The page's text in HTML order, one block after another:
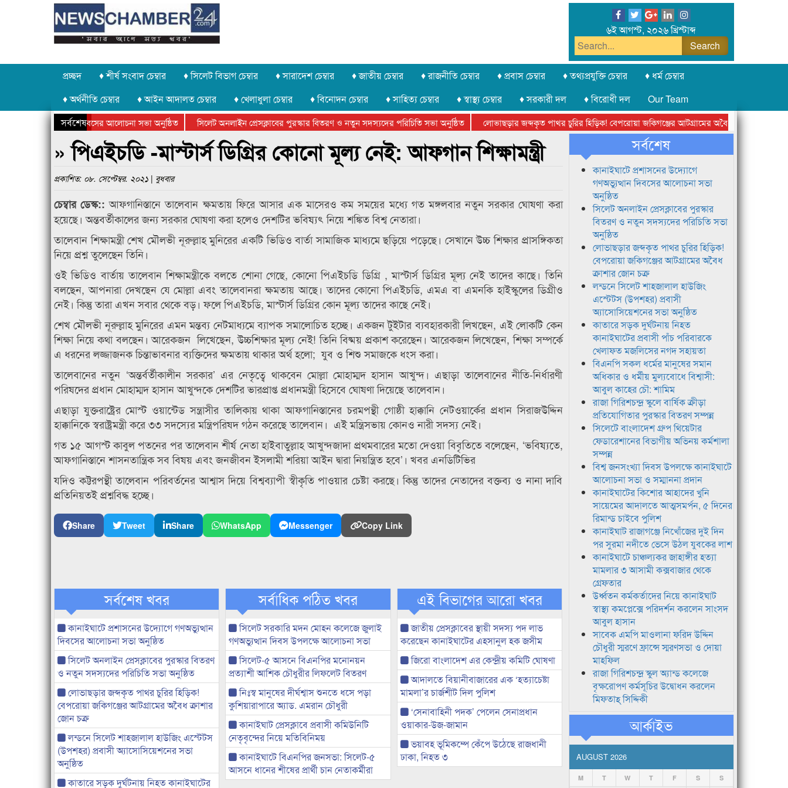
৬ই আগস্ট, ২০২৬ খ্রিস্টাব্দ
প্রচ্ছদ ♦ শীর্ষ সংবাদ চেম্বার ♦ সিলেট বিভাগ চেম্বার ♦ সারাদেশ চেম্বার ♦ জাতীয় চেম্বার ♦ রাজনীতি চেম্বার ♦ প্রবাস চেম্বার ♦ তথ্যপ্রযুক্তি চেম্বার
♦ ধর্ম চেম্বার
♦ অর্থনীতি চেম্বার
♦ আইন আদালত চেম্বার ♦ খেলাধুলা চেম্বার ♦ বিনোদন চেম্বার ♦ সাহিত্য চেম্বার ♦ স্বাস্থ্য চেম্বার ♦ সরকারী দল ♦ বিরোধী দল
Our Team
সর্বশেষ
উদ্যোগে গণঅভ্যুত্থান দিবসের আলোচনা সভা অনুষ্ঠিত সিলেট অনলাইন প্রেসক্লাবের পুরস্কার বিতরণ ও নতুন সদস্যদের পরিচিতি সভা অনুষ্ঠিত
লোভাছড়ার জব্দকৃত পাথর চুরির হিড়িক! বেপরোয়া জকিগঞ্জের আটগ্রামের অবৈধ ক্রাশার জোন চক্র
কানাইঘাটে আলোচনা সভা ও সম্মাননা প্রদান
কানাইঘাটের কিশোর আহাদের খুনি সায়েমের আদালতে আত্মসমর্পন, ৫ দিনের রিমান্ড চাইবে পুলিশ
» পিএইচডি -মাস্টার্স ডিগ্রির কোনো মূল্য নেই: আফগান শিক্ষামন্ত্রী
প্রকাশিত: ০৮. সেপ্টেম্বর. ২০২১ | বুধবার
চেম্বার ডেস্ক::আফগানিস্তানে তালেবান ক্ষমতায় ফিরে আসার এক মাসেরও কম সময়ের মধ্যে গত মঙ্গলবার নতুন সরকার ঘোষণা করা
হয়েছে। অন্তবর্তীকালের জন্য সরকার ঘোষণা করা হলেও দেশটির ভবিষ্যৎ নিয়ে শঙ্কিত বিশ্ব নেতারা।
তালেবান শিক্ষামন্ত্রী শেখ মৌলভী নূরুল্লাহ মুনিরের একটি ভিডিও বার্তা সামাজিক মাধ্যমে ছড়িয়ে পড়েছে। সেখানে উচ্চ শিক্ষার প্রাসঙ্গিকতা
নিয়ে প্রশ্ন তুলেছেন তিনি।
ওই ভিডিও বার্তায় তালেবান শিক্ষামন্ত্রীকে বলতে শোনা গেছে, কোনো পিএইচডি ডিগ্রি , মাস্টার্স ডিগ্রির মূল্য নেই তাদের কাছে। তিনি
বলছেন, আপনারা দেখছেন যে মোল্লা এবং তালেবানরা ক্ষমতায় আছে। তাদের কোনো পিএইচডি, এমএ বা এমনকি হাইস্কুলের ডিগ্রীও
নেই। কিন্তু তারা এখন সবার থেকে বড়। ফলে পিএইচডি, মাস্টার্স ডিগ্রির কোন মূল্য তাদের কাছে নেই।
শেখ মৌলভী নূরুল্লাহ মুনিরের এমন মন্তব্য নেটমাধ্যমে ব্যাপক সমালোচিত হচ্ছে। একজন টুইটার ব্যবহারকারী লিখছেন, এই লোকটি কেন
শিক্ষা নিয়ে কথা বলছেন। আরেকজন লিখেছেন, উচ্চশিক্ষার মূল্য নেই! তিনি বিষ্ময় প্রকাশ করেছেন। আরেকজন লিখেছেন, শিক্ষা সম্পর্কে
এ ধরনের লজ্জাজনক চিন্তাভাবনার ব্যক্তিদের ক্ষমতায় থাকার অর্থ হলো; যুব ও শিশু সমাজকে ধংস করা।
তালেবানের নতুন ‘অন্তর্বর্তীকালীন সরকার’ এর নেতৃত্বে থাকবেন মোল্লা মোহাম্মদ হাসান আখুন্দ। এছাড়া তালেবানের নীতি-নির্ধারণী
পরিষদের প্রধান মোহাম্মদ হাসান আখুন্দকে দেশটির ভারপ্রাপ্ত প্রধানমন্ত্রী হিসেবে ঘোষণা দিয়েছে তালেবান।
এছাড়া যুক্তরাষ্ট্রের মোস্ট ওয়ান্টেড সন্ত্রাসীর তালিকায় থাকা আফগানিস্তানের চরমপন্থী গোষ্ঠী হাক্কানি নেটওয়ার্কের প্রধান সিরাজউদ্দিন
হাক্কানিকে স্বরাষ্ট্রমন্ত্রী করে ৩৩ সদস্যের মন্ত্রিপরিষদ গঠন করেছে তালেবান। এই মন্ত্রিসভায় কোনও নারী সদস্য নেই।
গত ১৫ আগস্ট কাবুল পতনের পর তালেবান শীর্ষ নেতা হাইবাতুল্লাহ আখুন্দজাদা প্রথমবারের মতো দেওয়া বিবৃতিতে বলেছেন, ‘ভবিষ্যতে,
আফগানিস্তানে শাসনতান্ত্রিক সব বিষয় এবং জনজীবন ইসলামী শরিয়া আইন দ্বারা নিয়ন্ত্রিত হবে’। খবর এনডিটিভির
যদিও কট্টরপন্থী তালেবান পরিবর্তনের আশ্বাস দিয়ে বিশ্বব্যাপী স্বীকৃতি পাওয়ার চেষ্টা করছে। কিন্তু তাদের নেতাদের বক্তব্য ও নানা দাবি
প্রতিনিয়তই প্রশ্নবিদ্ধ হচ্ছে।
Share Tweet Share WhatsApp Messenger Copy Link
সর্বশেষ খবর
কানাইঘাটে প্রশাসনের উদ্যোগে গণঅভ্যুত্থান
দিবসের আলোচনা সভা অনুষ্ঠিত
সিলেট অনলাইন প্রেসক্লাবের পুরস্কার বিতরণ
ও নতুন সদস্যদের পরিচিতি সভা অনুষ্ঠিত
লোভাছড়ার জব্দকৃত পাথর চুরির হিড়িক!
বেপরোয়া জকিগঞ্জের আটগ্রামের অবৈধ ক্রাশার
জোন চক্র
লন্ডনে সিলেট শাহজালাল হাউজিং এস্টেটস
(উপশহর) প্রবাসী অ্যাসোসিয়েশনের সভা
অনুষ্ঠিত
কাতারে সড়ক দুর্ঘটনায় নিহত কানাইঘাটের
সর্বাধিক পঠিত খবর
সিলেট সরকারি মদন মোহন কলেজে জুলাই
গণঅভ্যুত্থান দিবস উপলক্ষে আলোচনা সভা
সিলেট-৫ আসনে বিএনপির মনোনয়ন
প্রত্যাশী আশিক চৌধুরীর লিফলেট বিতরণ
নিঃস্ব মানুষের দীর্ঘশ্বাস শুনতে ধসে পড়া
কুশিয়ারাপারে অ্যাড. এমরান চৌধুরী
কানাইঘাট প্রেসক্লাবে প্রবাসী কমিউনিটি
নেতৃবৃন্দের নিয়ে মতিবিনিময়
কানাইঘাটে বিএনপির জনসভা: সিলেট-৫
আসনে ধানের শীষের প্রার্থী চান নেতাকর্মীরা
এই বিভাগের আরো খবর
জাতীয় প্রেসক্লাবের স্থায়ী সদস্য পদ লাভ
করেছেন কানাইঘাটের এহসানুল হক জসীম
জিরো বাংলাদেশ এর কেন্দ্রীয় কমিটি ঘোষণা
আদালতে বিয়ানীবাজারের এক ‘হত্যাচেষ্টা
মামলা’র চার্জশীট দিল পুলিশ
‘সেনাবাহিনী পদক’ পেলেন সেনাপ্রধান
ওয়াকার-উজ-জামান
ভয়াবহ ভূমিকম্পে কেঁপে উঠেছে রাজধানী
ঢাকা, নিহত ৩
সর্বশেষ
কানাইঘাটে প্রশাসনের উদ্যোগে
গণঅভ্যুত্থান দিবসের আলোচনা সভা
অনুষ্ঠিত
সিলেট অনলাইন প্রেসক্লাবের পুরস্কার
বিতরণ ও নতুন সদস্যদের পরিচিতি সভা
অনুষ্ঠিত
লোভাছড়ার জব্দকৃত পাথর চুরির হিড়িক!
বেপরোয়া জকিগঞ্জের আটগ্রামের অবৈধ
ক্রাশার জোন চক্র
লন্ডনে সিলেট শাহজালাল হাউজিং
এস্টেটস (উপশহর) প্রবাসী
অ্যাসোসিয়েশনের সভা অনুষ্ঠিত
কাতারে সড়ক দুর্ঘটনায় নিহত
কানাইঘাটের প্রবাসী পাঁচ পরিবারকে
খেলাফত মজলিসের নগদ সহায়তা
বিএনপি সকল ধর্মের মানুষের সমান
অধিকার ও ধর্মীয় মুল্যবোধে বিশ্বাসী:
আবুল কাহের চৌ: শামিম
রাজা গিরিশচন্দ্র স্কুলে বার্ষিক ক্রীড়া
প্রতিযোগিতার পুরস্কার বিতরণ সম্পন্ন
সিলেটে বাংলাদেশ গ্রুপ থিয়েটার
ফেডারেশানের বিভাগীয় অভিনয় কর্মশালা
সম্পন্ন
বিশ্ব জনসংখ্যা দিবস উপলক্ষে কানাইঘাটে
আলোচনা সভা ও সম্মাননা প্রদান
কানাইঘাটের কিশোর আহাদের খুনি
সায়েমের আদালতে আত্মসমর্পন, ৫ দিনের
রিমান্ড চাইবে পুলিশ
কানাইঘাট রাজাগঞ্জে নিখোঁজের দুই দিন
পর সুরমা নদীতে ভেসে উঠল যুবকের লাশ
কানাইঘাটে চাঞ্চল্যকর জাহাঙ্গীর হত্যা
মামলার ৩ আসামী কক্সবাজার থেকে
গ্রেফতার
উর্ধ্বতন কর্মকর্তাদের নিয়ে কানাইঘাট
স্বাস্থ্য কমপ্লেক্সে পরিদর্শন করলেন সাংসদ
আবুল হাসান
সাবেক এমপি মাওলানা ফরিদ উদ্দিন
চৌধুরী স্মরণে ফ্রান্সে স্মরণসভা ও দোয়া
মাহফিল
রাজা গিরিশচন্দ্র স্কুল অ্যান্ড কলেজে
বৃক্ষরোপণ কর্মসূচির উদ্বোধন করলেন
মিফতাহ্ সিদ্দিকী
আর্কাইভ
AUGUST 2026
M T W T F S S